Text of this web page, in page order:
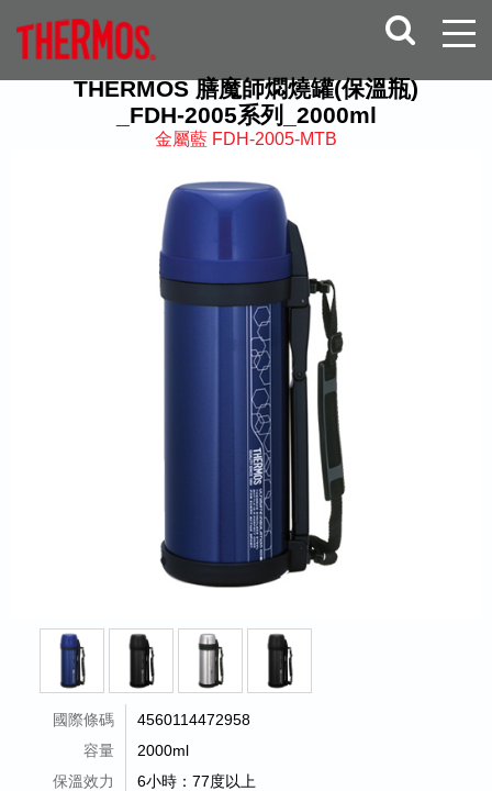
THERMOS 膳魔師燜燒罐(保溫瓶)
_FDH-2005系列_2000ml
金屬藍 FDH-2005-MTB
國際條碼
4560114472958
容量
2000ml
保溫效力
6小時：77度以上